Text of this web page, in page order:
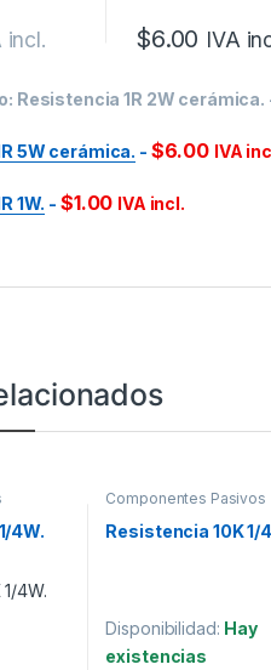
incl. $6.00 IVA
Resistencia 1R 2W cerámica.
5W cerámica. - $6.00 IVA
1W. - $1.00 IVA incl.
4W.
Componentes Pasivos
Resistencia 10K 1/
Disponibilidad: Hay
existencias